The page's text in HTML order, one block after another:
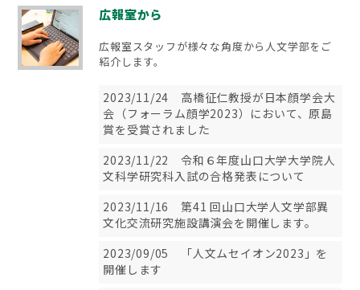
広報室から
広報室スタッフが様々な角度から人文学部をご
紹介します。
2023/11/24 高橋征仁教授が日本顔学会大
会（フォーラム顔学2023）において、原島
賞を受賞されました
2023/11/22 令和６年度山口大学大学院人
文科学研究科入試の合格発表について
2023/11/16 第41 回山口大学人文学部異
文化交流研究施設講演会を開催します。
2023/09/05 「人文ムセイオン2023」を
開催します